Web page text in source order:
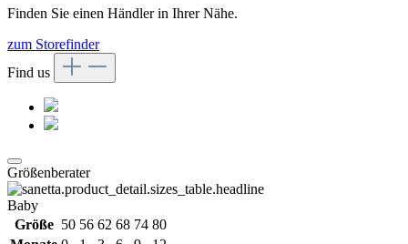
Finden Sie einen Händler in Ihrer Nähe.
zum Storefinder
Find us
Größenberater
Baby
Größe 50 56 62 68 74 80